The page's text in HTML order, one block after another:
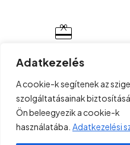
Adatkezelés
A cookie-k segítenek az
szolgáltatásainak
Ön beleegyezik a cookie-k
használatába. Adatkezelési
Copyright © 2023 . Minden
Project Plus Kft